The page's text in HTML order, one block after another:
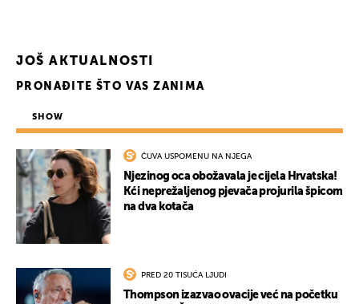
JOŠ AKTUALNOSTI
PRONAĐITE ŠTO VAS ZANIMA
SHOW
ČUVA USPOMENU NA NJEGA
Njezinog oca obožavala je cijela Hrvatska!
Kći neprežaljenog pjevača projurila špicom
na dva kotača
PRED 20 TISUĆA LJUDI
Thompson izazvao ovacije već na početku